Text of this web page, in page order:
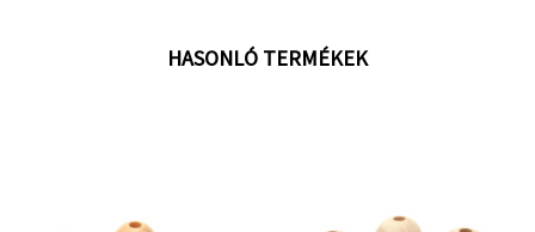
HASONLÓ TERMÉKEK